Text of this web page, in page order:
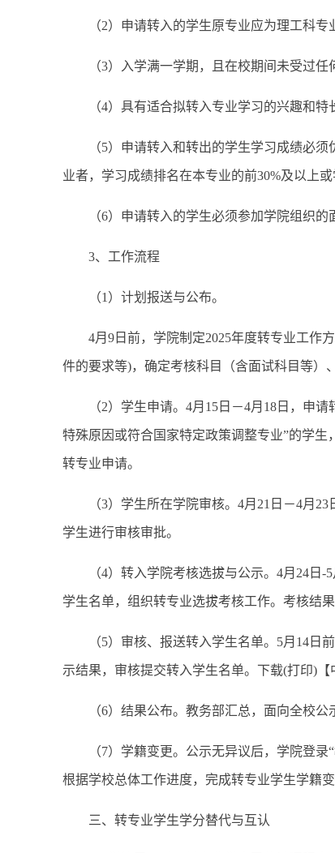
（2）申请转入的学生原专业应为理工科专
（3）入学满一学期，且在校期间未受过任
（4）具有适合拟转入专业学习的兴趣和
（5）申请转入和转出的学生学习成绩必
业者，学习成绩排名在本专业的前30%及以上
（6）申请转入的学生必须参加学院组织
3、工作流程
（1）计划报送与公布。
4月9日前，学院制定2025年度转专业工作
件的要求等)，确定考核科目（含面试科目等）
（2）学生申请。4月15日－4月18日，申
特殊原因或符合国家特定政策调整专业”的学
转专业申请。
（3）学生所在学院审核。4月21日－4月
学生进行审核审批。
（4）转入学院考核选拔与公示。4月24日
学生名单，组织转专业选拔考核工作。考核结果
（5）审核、报送转入学生名单。5月14
示结果，审核提交转入学生名单。下载(打印)
（6）结果公布。教务部汇总，面向全校公
（7）学籍变更。公示无异议后，学院登
根据学校总体工作进度，完成转专业学生学籍
三、转专业学生学分替代与互认